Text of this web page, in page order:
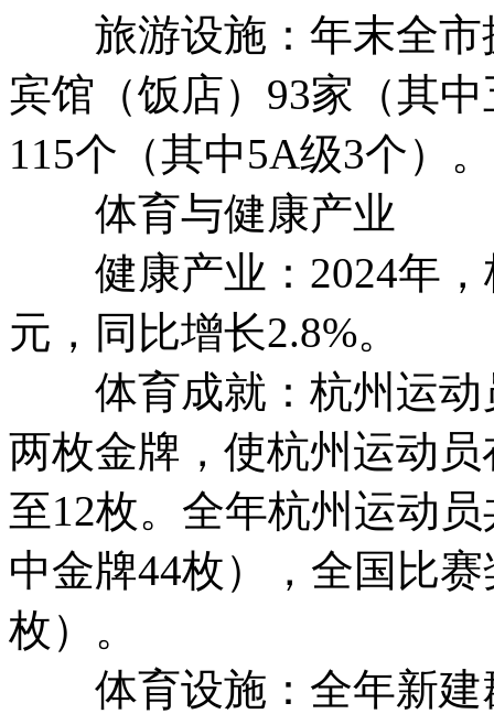
旅游设施：年末全市
宾馆（饭店）93家（其
115个（其中5A级3个）。
体育与健康产业
健康产业：2024年，
元，同比增长2.8%。
体育成就：杭州运动
两枚金牌，使杭州运动
至12枚。全年杭州运动
中金牌44枚），全国比
枚）。
体育设施：全年新建